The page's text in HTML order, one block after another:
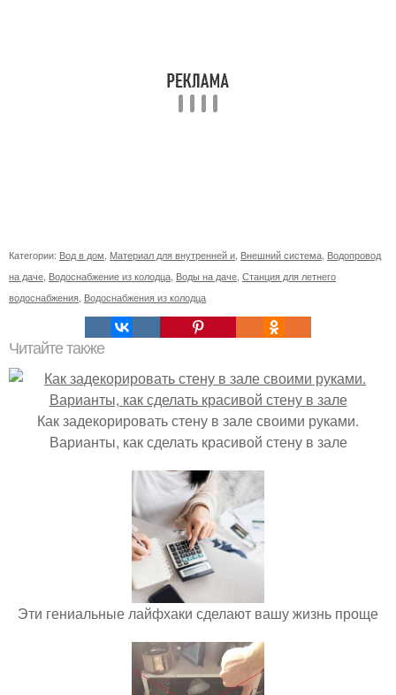
Категории: Вод в дом Материал для внутренней и Внешний система Водопровод
на даче Водоснабжение из колодца Воды на даче Станция для летнего
водоснабжения Водоснабжения из колодца
Читайте также
Как задекорировать стену в зале своими руками.
Варианты, как сделать красивой стену в зале
Эти гениальные лайфхаки сделают вашу жизнь проще